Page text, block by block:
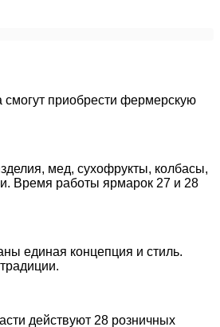
приобрести фермерскую
мед, сухофрукты, колбасы,
Время работы ярмарок 27 и 28
единая концепция и стиль.
действуют 28 розничных